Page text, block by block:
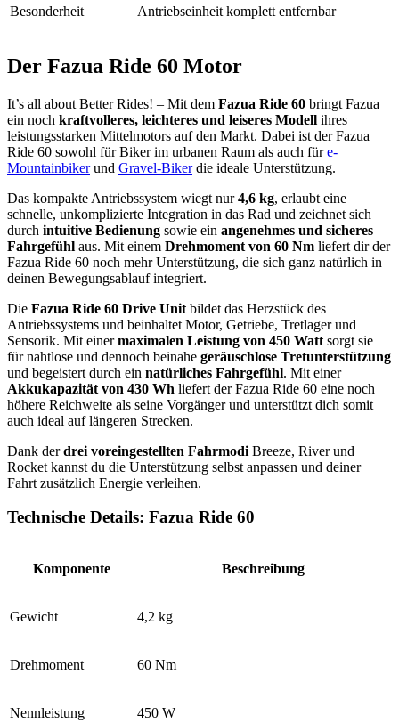
Besonderheit Antriebseinheit komplett entfernbar
Der Fazua Ride 60 Motor
It’s all about Better Rides! – Mit dem Fazua Ride 60 bringt Fazua
ein noch kraftvolleres, leichteres und leiseres Modell ihres
leistungsstarken Mittelmotors auf den Markt. Dabei ist der Fazua
Ride 60 sowohl für Biker im urbanen Raum als auch füre-
Mountainbikerund Gravel-Bikerdie ideale Unterstützung.
Das kompakte Antriebssystem wiegt nur4,6 kg, erlaubt eine
schnelle, unkomplizierte Integration in das Rad und zeichnet sich
durch intuitive Bedienung sowie ein angenehmes und sicheres
Fahrgefühl aus. Mit einem Drehmoment von 60 Nm liefert dir der
Fazua Ride 60 noch mehr Unterstützung, die sich ganz natürlich in
deinen Bewegungsablauf integriert.
Die Fazua Ride 60 Drive Unit bildet das Herzstück des
Antriebssystems und beinhaltet Motor, Getriebe, Tretlager und
Sensorik. Mit einermaximalen Leistung von 450 Watt sorgt sie
für nahtlose und dennoch beinahe geräuschlose Tretunterstützung
und begeistert durch ein natürliches Fahrgefühl. Mit einer
Akkukapazität von 430 Wh liefert der Fazua Ride 60 eine noch
höhere Reichweite als seine Vorgänger und unterstützt dich somit
auch ideal auf längeren Strecken.
Dank derdrei voreingestellten Fahrmodi Breeze, River und
Rocket kannst du die Unterstützung selbst anpassen und deiner
Fahrt zusätzlich Energie verleihen.
Technische Details: Fazua Ride 60
Komponente Beschreibung
Gewicht 4,2 kg
Drehmoment 60 Nm
Nennleistung 450 W